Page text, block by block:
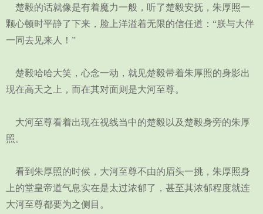
楚毅的话就像是有着魔力一般，听了楚毅安抚，朱厚照一
颗心顿时平静了下来，脸上洋溢着无限的信任道：“朕与大伴
一同去见来人！”
楚毅哈哈大笑，心念一动，就见楚毅带着朱厚照的身影出
现在高天之上，而在其对面则是大河至尊。
大河至尊看着出现在视线当中的楚毅以及楚毅身旁的朱厚
照。
看到朱厚照的时候，大河至尊不由的眉头一挑，朱厚照身
上的堂皇帝道气息实在是太过浓郁了，甚至其浓郁程度就连
大河至尊都要为之侧目。